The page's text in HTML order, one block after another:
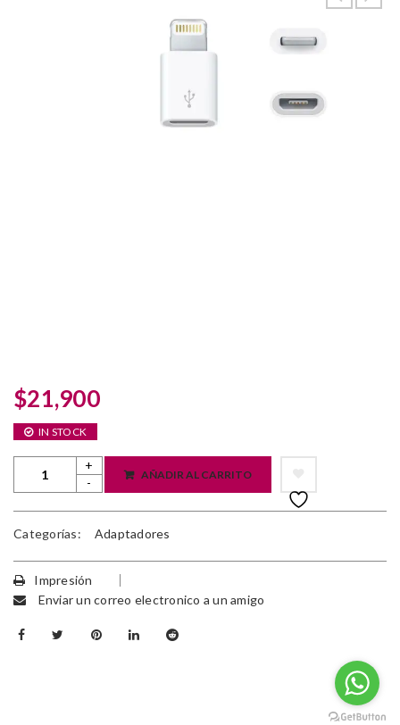
$21,900
IN STOCK
AÑADIR AL CARRITO
Categorías: Adaptadores
Impresión
Enviar un correo electronico a un amigo